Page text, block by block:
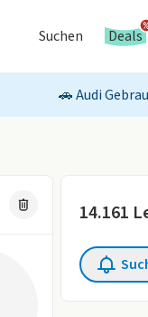
Suchen Deals
🚗 Audi
14.161
2 aktive